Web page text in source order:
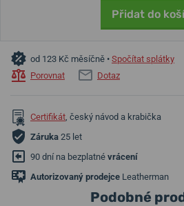
Přidat do
od 123 Kč měsíčně • Spočítat splátky
Porovnat
Dotaz
Certifikát, český návod a krabička
Záruka 25 let
90 dní na bezplatné vrácení
Autorizovaný prodejce Leatherman
Podobné